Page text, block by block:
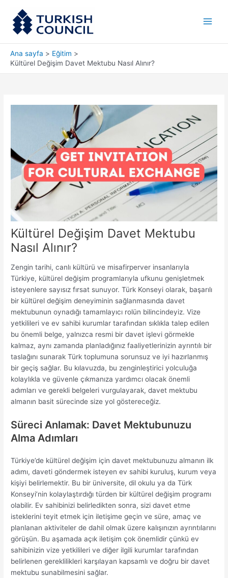
Ana sayfa
Eğitim
Kültürel Değişim Davet Mektubu Nasıl Alınır?
Kültürel Değişim Davet Mektubu
Nasıl Alınır?
Zengin tarihi, canlı kültürü ve misafirperver insanlarıyla
Türkiye, kültürel değişim programlarıyla ufkunu genişletmek
isteyenlere sayısız fırsat sunuyor. Türk Konseyi olarak, başarılı
bir kültürel değişim deneyiminin sağlanmasında davet
mektubunun oynadığı tamamlayıcı rolün bilincindeyiz. Vize
yetkilileri ve ev sahibi kurumlar tarafından sıklıkla talep edilen
bu önemli belge, yalnızca resmi bir davet işlevi görmekle
kalmaz, aynı zamanda planladığınız faaliyetlerinizin ayrıntılı bir
taslağını sunarak Türk toplumuna sorunsuz ve iyi hazırlanmış
bir geçiş sağlar. Bu kılavuzda, bu zenginleştirici yolculuğa
kolaylıkla ve güvenle çıkmanıza yardımcı olacak önemli
adımları ve gerekli belgeleri vurgulayarak, davet mektubu
almanın basit sürecinde size yol göstereceğiz.
Süreci Anlamak: Davet Mektubunuzu
Alma Adımları
Türkiye’de kültürel değişim için davet mektubunuzu almanın ilk
adımı, daveti göndermek isteyen ev sahibi kuruluş, kurum veya
kişiyi belirlemektir. Bu bir üniversite, dil okulu ya da Türk
Konseyi’nin kolaylaştırdığı türden bir kültürel değişim programı
olabilir. Ev sahibinizi belirledikten sonra, sizi davet etme
isteklerini teyit etmek için iletişime geçin ve süre, amaç ve
planlanan aktiviteler de dahil olmak üzere kalışınızın ayrıntılarını
görüşün. Bu aşamada açık iletişim çok önemlidir çünkü ev
sahibinizin vize yetkilileri ve diğer ilgili kurumlar tarafından
belirlenen gereklilikleri karşılayan kapsamlı ve doğru bir davet
mektubu sunabilmesini sağlar.